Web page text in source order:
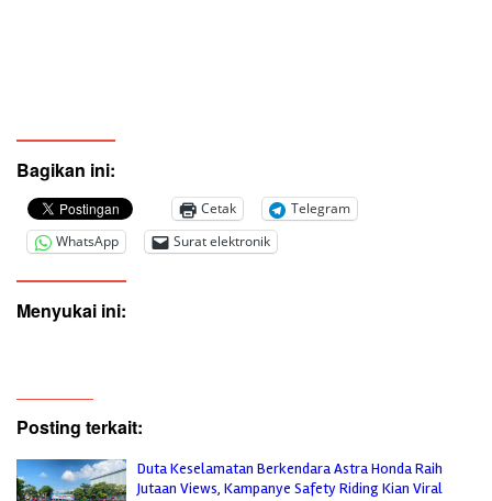
Bagikan ini:
Cetak
Telegram
WhatsApp
Surat elektronik
Menyukai ini:
Posting terkait:
Duta Keselamatan Berkendara Astra Honda Raih
Jutaan Views, Kampanye Safety Riding Kian Viral